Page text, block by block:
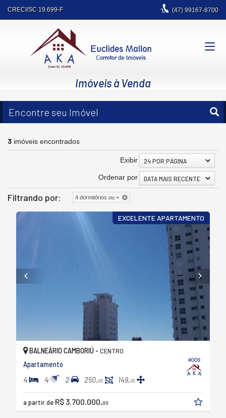
CRECI/SC 19.699-F (47)99167-8700
Imóveis à Venda
Encontre seu Imóvel
3 imóveis encontrados
Exibir 24 POR PÁGINA
Ordenar por DATA MAIS RECENTE
Filtrando por: 4 dormitórios ou +
EXCELENTE APARTAMENTO
#009
BALNEÁRIO CAMBORIÚ - CENTRO
Apartamento
4 4 2 250,00 149,00
a partir de R$ 3.700.000,00